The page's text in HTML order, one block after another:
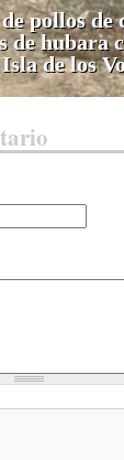
pollos de
de hubara
de los